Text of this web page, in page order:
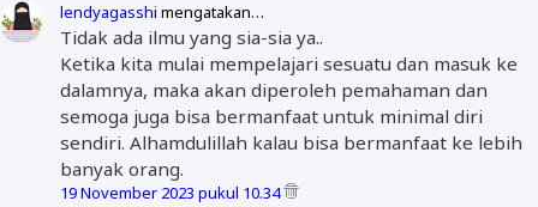
lendyagasshi mengatakan…
Tidak ada ilmu yang sia-sia ya..
Ketika kita mulai mempelajari sesuatu dan masuk ke
dalamnya, maka akan diperoleh pemahaman dan
semoga juga bisa bermanfaat untuk minimal diri
sendiri. Alhamdulillah kalau bisa bermanfaat ke lebih
banyak orang.
19 November 2023 pukul 10.34